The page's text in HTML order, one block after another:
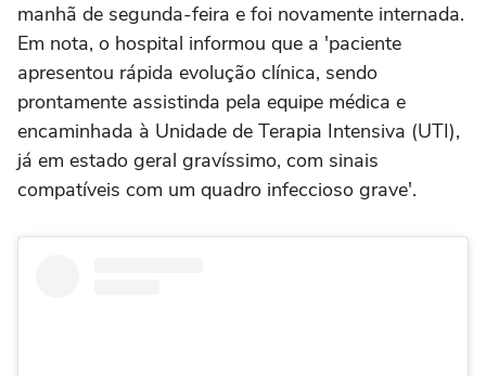
manhã de segunda-feira e foi novamente internada.
Em nota, o hospital informou que a 'paciente
apresentou rápida evolução clínica, sendo
prontamente assistinda pela equipe médica e
encaminhada à Unidade de Terapia Intensiva (UTI),
já em estado geral gravíssimo, com sinais
compatíveis com um quadro infeccioso grave'.